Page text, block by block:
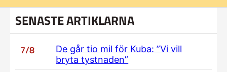
SENASTE ARTIKLARNA
7/8
De går tio mil för Kuba: ”Vi vill
bryta tystnaden”